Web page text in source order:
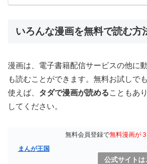
いろんな漫画を無料で読む方
漫画は、電子書籍配信サービスの他に
も読むことができます。無料お試しで
使えば、 タダで漫画が読めることもあ
してください。
まんが王国
無料会員登録で無料漫画が
公式サイトは